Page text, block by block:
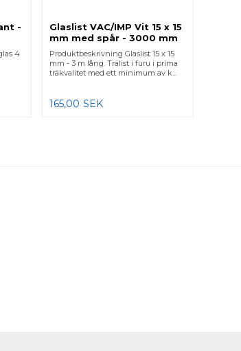
-
4
Glaslist VAC/IMP Vit 15 x 15
mm med spår - 3000 mm
Produktbeskrivning Glaslist 15 x 15
mm - 3 m lång. Trälist i furu i prima
träkvalitet med ett minimum av k...
165,00 SEK